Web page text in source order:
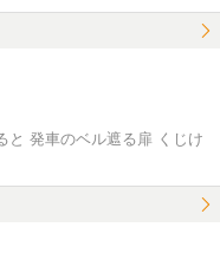
と 発車のベル遮る扉 くじけ